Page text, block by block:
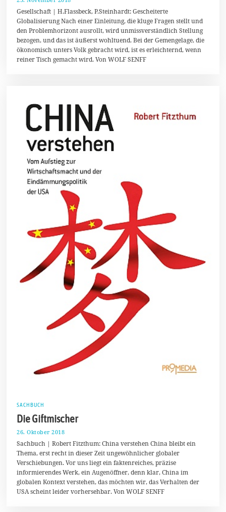
.
N
o
v
m
b
8
Gesellschaft | H.Flassbeck, P.Steinhardt: Gescheiterte
Globalisierung Nach einer Einleitung, die kluge Fragen stellt und
den Problemhorizont ausrollt, wird unmissverständlich Stellung
bezogen, und das ist äußerst wohltuend. Bei der Gemengelage, die
ökonomisch unters Volk gebracht wird, ist es erleichternd, wenn
reiner Tisch gemacht wird. Von WOLF SENFF
SACHBUCH
Die Giftmischer
26. Oktober 2018
.
O
k
t
b
e
Sachbuch | Robert Fitzthum: China verstehen China bleibt ein
Thema, erst recht in dieser Zeit ungewöhnlicher globaler
Verschiebungen. Vor uns liegt ein faktenreiches, präzise
informierendes Werk, ein Augenöffner, denn klar, China im
globalen Kontext verstehen, das möchten wir, das Verhalten der
USA scheint leider vorhersehbar. Von WOLF SENFF